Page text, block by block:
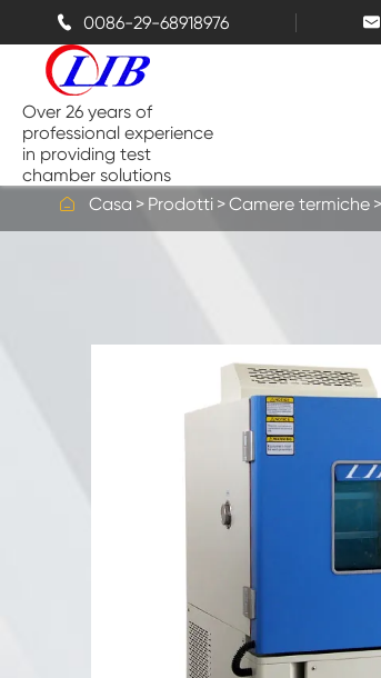
 0086-29-68918976 
Over 26 years of
professional experience
in providing test
chamber solutions
Camera di prova da banco
Camere a spruzzo di sale
Tester di agenti atmosferici UV
Camera di prova della pioggia
 Casa Prodotti Camere termiche